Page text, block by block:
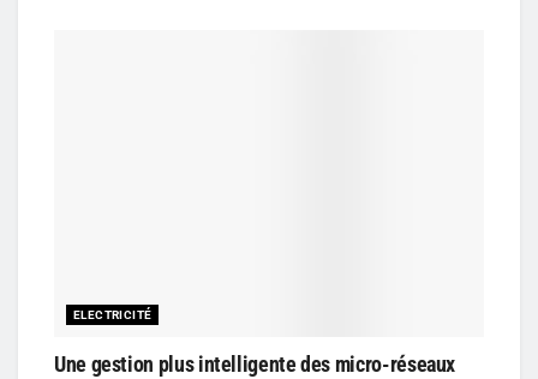
ELECTRICITÉ
Une gestion plus intelligente des micro-réseaux